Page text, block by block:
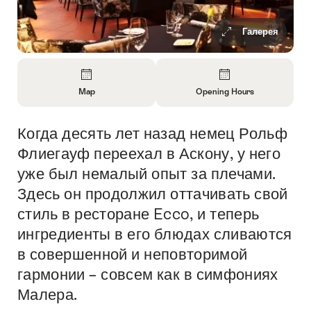
Галерея
About
Map
Map
About
Opening
Opening Hours
Intro
Когда десять лет назад немец Рольф
Флиегауф переехал в Аскону, у него
уже был немалый опыт за плечами.
Здесь он продолжил оттачивать свой
стиль в ресторане Ecco, и теперь
ингредиенты в его блюдах сливаются
в совершенной и неповторимой
гармонии – совсем как в симфониях
Малера.